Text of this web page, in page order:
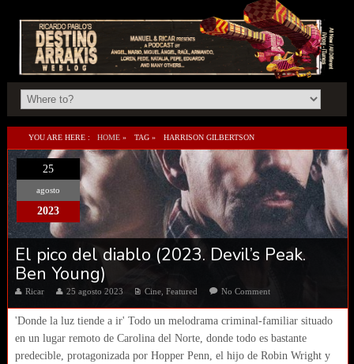
YOU ARE HERE : HOME » TAG » HARRISON GILBERTSON
25
agosto
2023
El pico del diablo (2023. Devil’s Peak.
Ben Young)
Ricar 25 agosto 2023 Cine, Featured No Comment
'Donde la luz tiende a ir' Todo un melodrama criminal-familiar situado
en un lugar remoto de Carolina del Norte, donde todo es bastante
predecible, protagonizada por Hopper Penn, el hijo de Robin Wright y